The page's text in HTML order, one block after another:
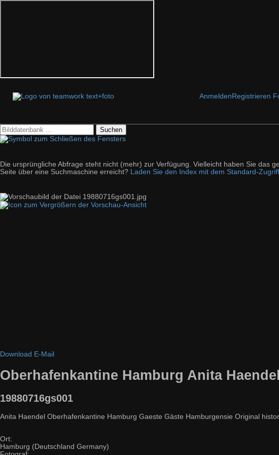
Anmelden Registrieren
Suchen
Die ursprüngliche Abfrage steht nicht (mehr) zur Verfügung. Vielleicht haben Sie
Seite über eine Suchmaschine erreicht? Laden Sie den Index mit dem Standard-
Download E-Mail
Oberhafenkantine Hamburg Anita
19880716gs001
Anita Haendel Oberhafenkantine Hamburg Gaeste Gäste Hamburgensie Original
Ort:
Hamburg (Deutschland Germany)